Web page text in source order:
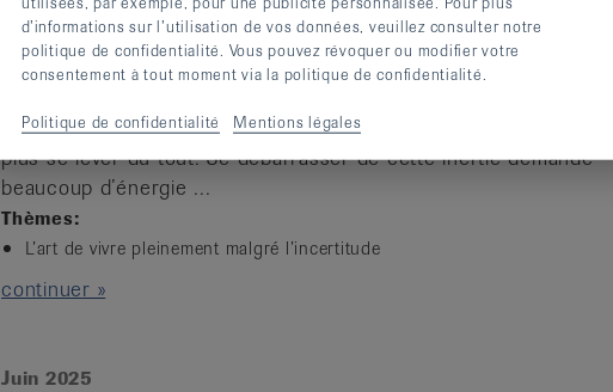
Avec la chaleur, on est parfois allongé sur le canapé et on ne veut
plus se lever du tout. Se débarrasser de cette inertie demande
beaucoup d’énergie ...
Thèmes:
L’art de vivre pleinement malgré l’incertitude
continuer »
Juin 2025
d’informations sur l’utilisation de vos données, veuillez consulter notre
politique de confidentialité. Vous pouvez révoquer ou modifier votre
consentement à tout moment via la politique de confidentialité.
Politique de confidentialité Mentions légales